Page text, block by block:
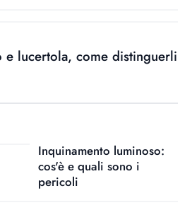
e lucertola, come distinguerli
Inquinamento luminoso:
cos'è e quali sono i
pericoli